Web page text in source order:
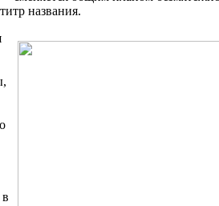
названия.